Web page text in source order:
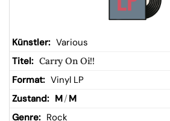
Various
Carry On Oi!!
Vinyl LP
M/ M
Rock